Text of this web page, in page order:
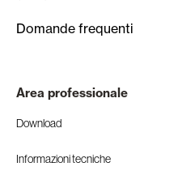
Domande frequenti
Area professionale
Download
Informazioni tecniche